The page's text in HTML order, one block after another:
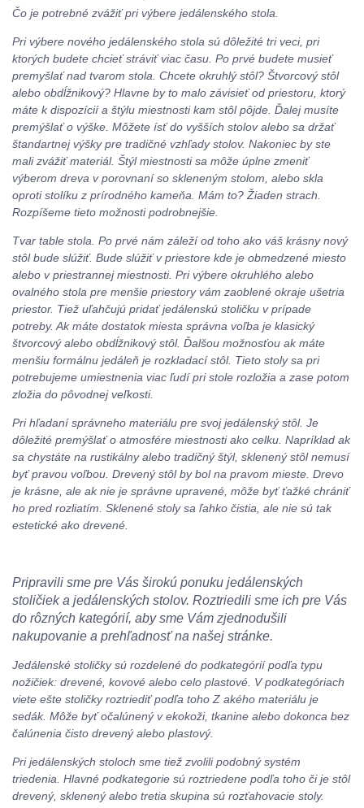
Čo je potrebné zvážiť pri výbere jedálenského stola.
Pri výbere nového jedálenského stola sú dôležité tri veci, pri
ktorých budete chcieť stráviť viac času. Po prvé budete musieť
premyšlať nad tvarom stola. Chcete okruhlý stôl? Štvorcový stôl
alebo obdĺžnikový? Hlavne by to malo závisieť od priestoru, ktorý
máte k dispozícií a štýlu miestnosti kam stôl pôjde. Ďalej musíte
premýšlať o výške. Môžete ísť do vyšších stolov alebo sa držať
štandartnej výšky pre tradičné vzhľady stolov. Nakoniec by ste
mali zvážiť materiál. Štýl miestnosti sa môže úplne zmeniť
výberom dreva v porovnaní so skleneným stolom, alebo skla
oproti stolíku z prírodného kameňa. Mám to? Žiaden strach.
Rozpíšeme tieto možnosti podrobnejšie.
Tvar table stola. Po prvé nám záleží od toho ako váš krásny nový
stôl bude slúžiť. Bude slúžiť v priestore kde je obmedzené miesto
alebo v priestrannej miestnosti. Pri výbere okruhlého alebo
ovalného stola pre menšie priestory vám zaoblené okraje ušetria
priestor. Tiež uľahčujú pridať jedálenskú stoličku v prípade
potreby. Ak máte dostatok miesta správna voľba je klasický
štvorcový alebo obdĺžnikový stôl. Ďalšou možnosťou ak máte
menšiu formálnu jedáleň je rozkladací stôl. Tieto stoly sa pri
potrebujeme umiestnenia viac ľudí pri stole rozložia a zase potom
zložia do pôvodnej veľkosti.
Pri hľadaní správneho materiálu pre svoj jedálenský stôl. Je
dôležité premýšlať o atmosfére miestnosti ako celku. Napríklad ak
sa chystáte na rustikálny alebo tradičný štýl, sklenený stôl nemusí
byť pravou voľbou. Drevený stôl by bol na pravom mieste. Drevo
je krásne, ale ak nie je správne upravené, môže byť ťažké chrániť
ho pred rozliatím. Sklenené stoly sa ľahko čistia, ale nie sú tak
estetické ako drevené.
Pripravili sme pre Vás širokú ponuku jedálenských
stoličiek a jedálenských stolov. Roztriedili sme ich pre Vás
do rôzných kategórií, aby sme Vám zjednodušili
nakupovanie a prehľadnosť na našej stránke.
Jedálenské stoličky sú rozdelené do podkategórií podľa typu
nožičiek: drevené, kovové alebo celo plastové. V podkategóriach
viete ešte stoličky roztriediť podľa toho Z akého materiálu je
sedák. Môže byť očalúnený v ekokoži, tkanine alebo dokonca bez
čalúnenia čisto drevený alebo plastový.
Pri jedálenských stoloch sme tiež zvolili podobný systém
triedenia. Hlavné podkategorie sú roztriedene podľa toho či je stôl
drevený, sklenený alebo tretia skupina sú rozťahovacie stoly.